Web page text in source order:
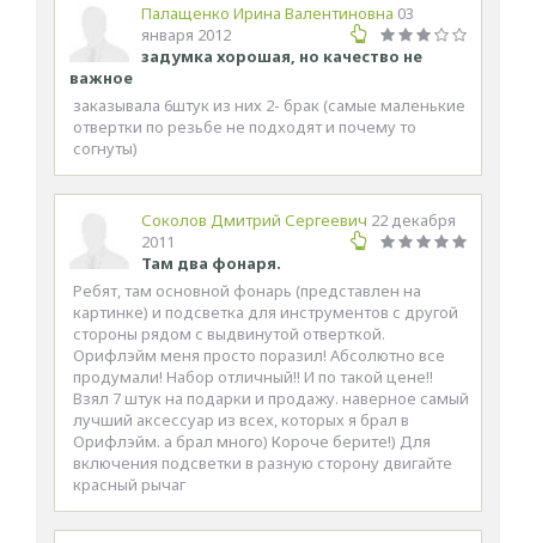
Палащенко Ирина Валентиновна 03
января 2012
задумка хорошая, но качество не
важное
заказывала 6штук из них 2- брак (самые маленькие
отвертки по резьбе не подходят и почему то
согнуты)
Соколов Дмитрий Сергеевич 22 декабря
2011
Там два фонаря.
Ребят, там основной фонарь (представлен на
картинке) и подсветка для инструментов с другой
стороны рядом с выдвинутой отверткой.
Орифлэйм меня просто поразил! Абсолютно все
продумали! Набор отличный!! И по такой цене!!
Взял 7 штук на подарки и продажу. наверное самый
лучший аксессуар из всех, которых я брал в
Орифлэйм. а брал много) Короче берите!) Для
включения подсветки в разную сторону двигайте
красный рычаг